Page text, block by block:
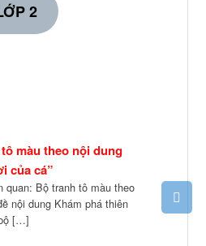
2
màu theo nội dung
của cá”
quan: Bộ tranh tô màu theo
nội dung Khám phá thiên
[…]